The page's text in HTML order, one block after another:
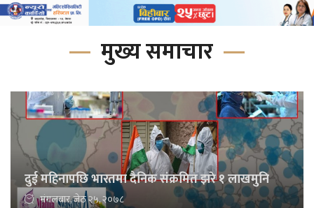
मुख्य समाचार
दुई महिनापछि भारतमा दैनिक संक्रमित झरे १ लाखमुनि
मंगलबार, जेठ २५, २०७८